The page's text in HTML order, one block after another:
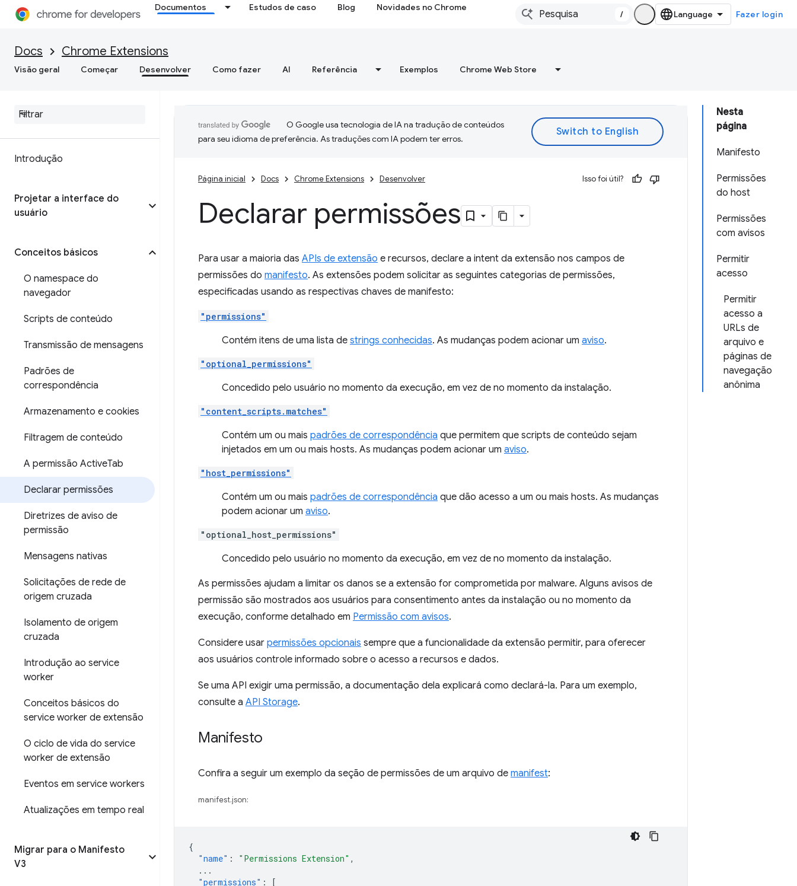
Documentos Estudos de caso Blog Novidades no Chrome
/ Fazer login
Docs Chrome Extensions
Visão geral Começar Desenvolver Como fazer AI Referência Exemplos Chrome Web Store
Introdução
Projetar a interface do
usuário
Conceitos básicos
O namespace do
navegador
Scripts de conteúdo
Transmissão de mensagens
Padrões de
correspondência
Armazenamento e cookies
Filtragem de conteúdo
A permissão ActiveTab
Declarar permissões
Diretrizes de aviso de
permissão
Mensagens nativas
Solicitações de rede de
origem cruzada
Isolamento de origem
cruzada
Introdução ao service
worker
Conceitos básicos do
service worker de extensão
O ciclo de vida do service
worker de extensão
Eventos em service workers
Atualizações em tempo real
Migrar para o Manifesto
V3
Nesta
página
Manifesto
Permissões
do host
Permissões
com avisos
Permitir
acesso
Permitir
acesso a
URLs de
arquivo e
páginas de
navegação
anônima
O Google usa tecnologia de IA na tradução de conteúdos
para seu idioma de preferência. As traduções com IA podem ter erros.
Página inicial Docs Chrome Extensions Desenvolver Isso foi útil?
Declarar permissões
Para usar a maioria das APIs de extensão e recursos, declare a intent da extensão nos campos de
permissões do manifesto. As extensões podem solicitar as seguintes categorias de permissões,
especificadas usando as respectivas chaves de manifesto:
"permissions"
Contém itens de uma lista de strings conhecidas. As mudanças podem acionar um aviso.
"optional_permissions"
Concedido pelo usuário no momento da execução, em vez de no momento da instalação.
"content_scripts.matches"
Contém um ou mais padrões de correspondência que permitem que scripts de conteúdo sejam
injetados em um ou mais hosts. As mudanças podem acionar um aviso.
"host_permissions"
Contém um ou mais padrões de correspondência que dão acesso a um ou mais hosts. As mudanças
podem acionar um aviso.
"optional_host_permissions"
Concedido pelo usuário no momento da execução, em vez de no momento da instalação.
As permissões ajudam a limitar os danos se a extensão for comprometida por malware. Alguns avisos de
permissão são mostrados aos usuários para consentimento antes da instalação ou no momento da
execução, conforme detalhado em Permissão com avisos.
Considere usar permissões opcionais sempre que a funcionalidade da extensão permitir, para oferecer
aos usuários controle informado sobre o acesso a recursos e dados.
Se uma API exigir uma permissão, a documentação dela explicará como declará-la. Para um exemplo,
consulte a API Storage.
Manifesto
Confira a seguir um exemplo da seção de permissões de um arquivo de manifest:
manifest.json:
{
"name" : "Permissions Extension" ,
...
"permissions" :
[